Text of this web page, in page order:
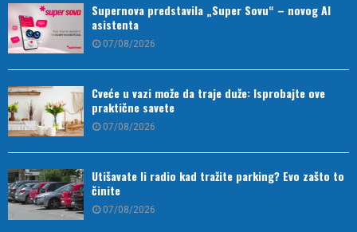
Supernova predstavila „Super Sovu“ – novog AI
asistenta
07/08/2026
Cveće u vazi može da traje duže: Isprobajte ove
praktične savete
07/08/2026
Utišavate li radio kad tražite parking? Evo zašto to
činite
07/08/2026